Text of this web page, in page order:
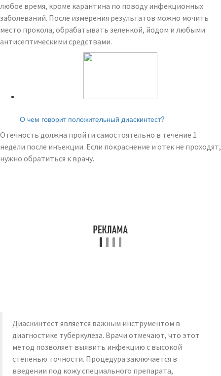
любое время, кроме карантина по поводу инфекционных
заболеваний. После измерения результатов можно мочить
место прокола, обрабатывать зеленкой, йодом и любыми
антисептическими средствами.
О чем говорит положительный диаскинтест?
Отечность должна пройти самостоятельно в течение 1
недели после инъекции. Если покраснение и отек не проходят,
нужно обратиться к врачу.
Диаскинтест является важным инструментом в
диагностике туберкулеза. Врачи отмечают, что этот
метод позволяет выявить инфекцию с высокой
степенью точности. Процедура заключается в
введении под кожу специального препарата,